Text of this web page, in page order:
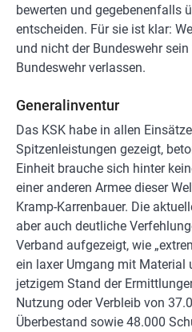
bewerten und gegebenenfalls
entscheiden. Für sie ist klar:
und nicht der Bundeswehr
Bundeswehr verlassen.
Generalinventur
Das KSK habe in allen
Spitzenleistungen gezeigt,
Einheit brauche sich hinter
einer anderen Armee dieser
Kramp-Karrenbauer. Die
aber auch deutliche
Verband aufgezeigt, wie
ein laxer Umgang mit Material
jetzigem Stand der
Nutzung oder Verbleib von
Überbestand sowie 48.000